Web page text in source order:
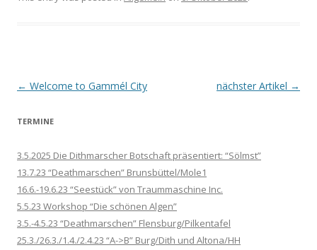
Post navigation
← Welcome to Gammél City nächster Artikel →
TERMINE
3.5.2025 Die Dithmarscher Botschaft präsentiert: “Sölmst”
13.7.23 “Deathmarschen” Brunsbüttel/Mole1
16.6.-19.6.23 “Seestück” von Traummaschine Inc.
5.5.23 Workshop “Die schönen Algen”
3.5.-4.5.23 “Deathmarschen” Flensburg/Pilkentafel
25.3./26.3./1.4./2.4.23 “A->B” Burg/Dith und Altona/HH